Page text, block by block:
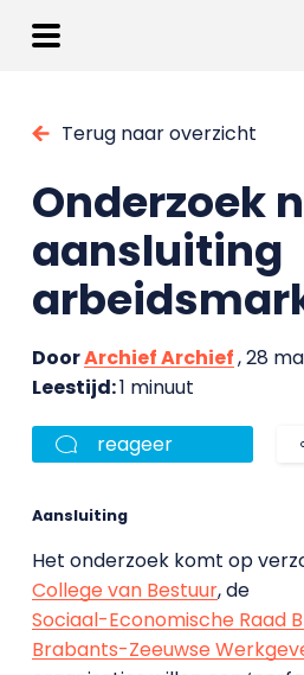
Terug naar overzicht
Onderzoek
aansluiting
DoorArchief Archief, 28
Leestijd:1 minuut
reageer
Aansluiting
Het onderzoek komt op
College van Bestuur, de
Sociaal-Economische Raad
Brabants-Zeeuwse